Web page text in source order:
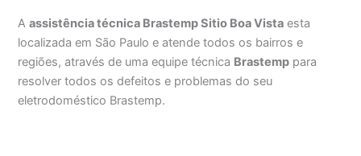
Aassistência técnica Brastemp Sitio Boa Vista esta
localizada em São Paulo e atende todos os bairros e
regiões, através de uma equipe técnica Brastemp para
resolver todos os defeitos e problemas do seu
eletrodoméstico Brastemp.